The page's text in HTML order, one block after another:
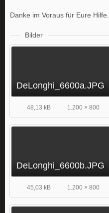
Danke im Voraus für Eure Hilfe.
Bilder
DeLonghi_6600a.JPG
48,13 kB 1.200 × 800
DeLonghi_6600b.JPG
45,03 kB 1.200 × 800